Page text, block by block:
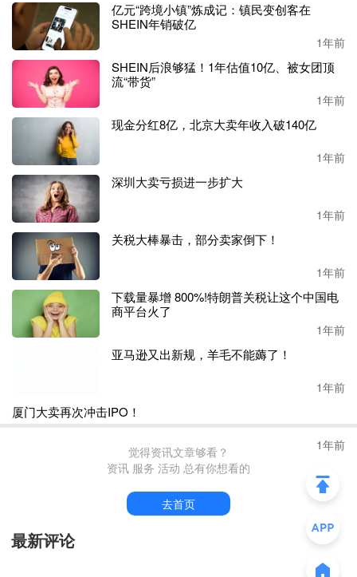
可以看到，2023年天元宠物的净利润同比已大幅减少，到20
24年，这一数字继续下跌，一定程度上反映出公司在成本控
制、业务拓展等方面存在问题。
具体来看，
1.在美建跨境电商仓储物流业务 ， 仓储使用率 低下，共计
1336.16万元
；
2.2024年度公司存货计提跌价准备
3.公司实施限制性股票激励计划，确认股份支付费用约
93万元；
4.市场推广费用大幅增加，销售费用同比大涨66.85%。
公司净利下降，除上述因素外，一定程度上还与复杂多变的
市场环境、研发投入增长等有关。
4年，公司期间费用比2023年增长超1亿元，达到了3.68
亿元。其中，销售、 研发、管理费用大涨，涨幅分别为
5%、28.55%、13.54%
提升企
等方面的重金投入。
正式开启海外电商业务。 其主要
线上电商平台 、大型连锁零售商、专业宠物产品连锁
天元宠物产品遍布美国、欧盟、澳大利亚和日本等多个国家
和市场。2020年
亿元“跨境小镇”炼成记：镇民变创客在
SHEIN年销破亿
1年前
SHEIN后浪够猛！1年估值10亿、被女团顶
流“带货”
1年前
现金分红8亿，北京大卖年收入破140亿
1年前
深圳大卖亏损进一步扩大
1年前
关税大棒暴击，部分卖家倒下！
1年前
下载量暴增 800%!特朗普关税让这个中国电
商平台火了
1年前
亚马逊又出新规，羊毛不能薅了！
1年前
厦门大卖再次冲击IPO！
1年前
资讯 服务 活动 总有你想看的